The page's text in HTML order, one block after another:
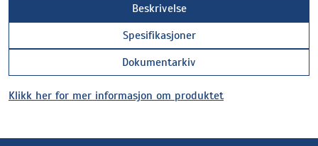
Beskrivelse
Spesifikasjoner
Dokumentarkiv
Klikk her for mer informasjon om produktet